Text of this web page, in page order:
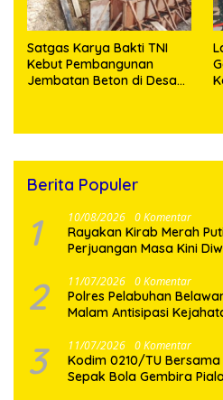
Satgas Karya Bakti TNI
Kebut Pembangunan
Jembatan Beton di Desa
Berita Populer
1 10/08/2026 0 Komentar
Rayakan Kirab Merah
Perjuangan Masa Kini
2 11/07/2026 0 Komentar
Polres Pelabuhan
Malam Antisipasi
3 11/07/2026 0 Komentar
Kodim 0210/TU
Sepak Bola Gembira